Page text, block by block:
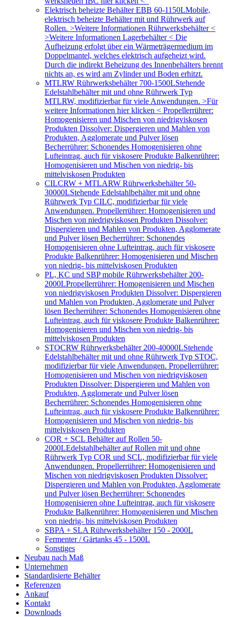
Elektrisch beheizte Behälter EBB 60-1150LMobile,
elektrisch beheizte Behälter mit und Rührwerk auf
Rollen. >Weitere Informationen Rührwerksbehälter <
>Weitere Informationen Lagerbehälter < Die
Aufheizung erfolgt über ein Wärmeträgermedium im
Doppelmantel, welches elektrisch aufgeheizt wird.
Durch die indirekt Beheizung des Innenbehälters brennt
nichts an, es wird am Zylinder und Boden erhitzt.
MTLRW Rührwerksbehälter 700-1500LStehende
Edelstahlbehälter mit und ohne Rührwerk Typ
MTLRW, modifizierbar für viele Anwendungen. >Für
weitere Informationen hier klicken < Propellerrührer:
Homogenisieren und Mischen von niedrigviskosen
Produkten Dissolver: Dispergieren und Mahlen von
Produkten, Agglomerate und Pulver lösen
Becherrührer: Schonendes Homogenisieren ohne
Lufteintrag, auch für viskosere Produkte Balkenrührer:
Homogenisieren und Mischen von niedrig- bis
mittelviskosen Produkten
CILCRW + MTLARW Rührwerksbehälter 50-
30000LStehende Edelstahlbehälter mit und ohne
Rührwerk Typ CILC, modifizierbar für viele
Anwendungen. Propellerrührer: Homogenisieren und
Mischen von niedrigviskosen Produkten Dissolver:
Dispergieren und Mahlen von Produkten, Agglomerate
und Pulver lösen Becherrührer: Schonendes
Homogenisieren ohne Lufteintrag, auch für viskosere
Produkte Balkenrührer: Homogenisieren und Mischen
von niedrig- bis mittelviskosen Produkten
PL, KC und SBP mobile Rührwerksbehälter 200-
2000LPropellerrührer: Homogenisieren und Mischen
von niedrigviskosen Produkten Dissolver: Dispergieren
und Mahlen von Produkten, Agglomerate und Pulver
lösen Becherrührer: Schonendes Homogenisieren ohne
Lufteintrag, auch für viskosere Produkte Balkenrührer:
Homogenisieren und Mischen von niedrig- bis
mittelviskosen Produkten
STOCRW Rührwerksbehälter 200-40000LStehende
Edelstahlbehälter mit und ohne Rührwerk Typ STOC,
modifizierbar für viele Anwendungen. Propellerrührer:
Homogenisieren und Mischen von niedrigviskosen
Produkten Dissolver: Dispergieren und Mahlen von
Produkten, Agglomerate und Pulver lösen
Becherrührer: Schonendes Homogenisieren ohne
Lufteintrag, auch für viskosere Produkte Balkenrührer:
Homogenisieren und Mischen von niedrig- bis
mittelviskosen Produkten
COR + SCL Behälter auf Rollen 50-
2000LEdelstahlbehälter auf Rollen mit und ohne
Rührwerk Typ COR und SCL, modifizierbar für viele
Anwendungen. Propellerrührer: Homogenisieren und
Mischen von niedrigviskosen Produkten Dissolver:
Dispergieren und Mahlen von Produkten, Agglomerate
und Pulver lösen Becherrührer: Schonendes
Homogenisieren ohne Lufteintrag, auch für viskosere
Produkte Balkenrührer: Homogenisieren und Mischen
von niedrig- bis mittelviskosen Produkten
SBPA + SLA Rührwerksbehälter 150 - 2000L
Fermenter / Gärtanks 45 - 1500L
Sonstiges
Neubau nach Maß
Unternehmen
Standardisierte Behälter
Referenzen
Ankauf
Kontakt
Downloads